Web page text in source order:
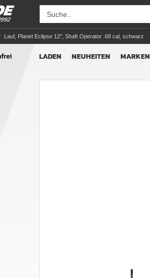
Lauf, Planet Eclipse 12", Shaft Operator .68 cal, schwarz
LADEN NEUHEITEN MARKEN